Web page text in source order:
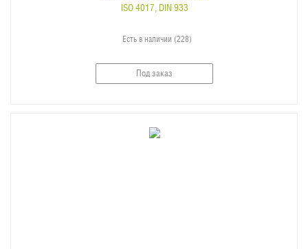
ISO 4017, DIN 933
Есть в наличии (228)
Под заказ